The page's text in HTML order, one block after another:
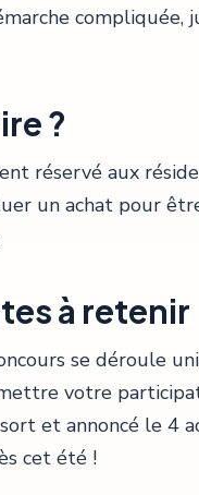
?
réservé aux
un achat pour
à retenir
se déroule
votre
et annoncé le 4
cet été !